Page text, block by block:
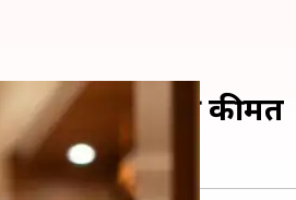
जानिए इसकी कीमत